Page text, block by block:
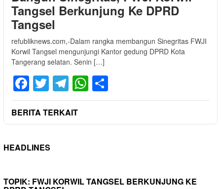
Tangsel Berkunjung Ke DPRD
Tangsel
refubliknews.com,-Dalam rangka membangun Sinegritas FWJI
Korwil Tangsel mengunjungi Kantor gedung DPRD Kota
Tangerang selatan. Senin […]
Facebook
Twitter
Telegram
WhatsApp
BERITA TERKAIT
HEADLINES
TOPIK: FWJI KORWIL TANGSEL BERKUNJUNG KE